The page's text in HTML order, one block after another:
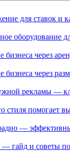
для ставок и
через
через
рекламы —
стиля помогает
—
гайд и советы